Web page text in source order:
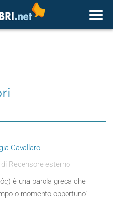
Cavallaro
Recensore esterno
è una parola greca che
o momento opportuno".